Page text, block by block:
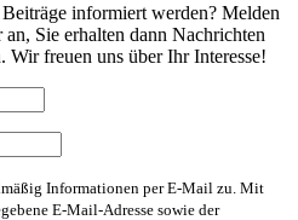
informiert werden? Melden
Sie erhalten dann Nachrichten
freuen uns über Ihr Interesse!
Informationen per E-Mail zu. Mit
E-Mail-Adresse sowie der